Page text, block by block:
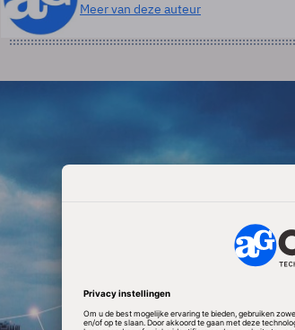
Meer van deze auteur